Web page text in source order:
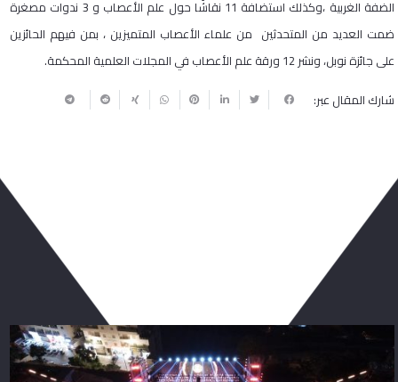
الضفة الغربية ،وكذلك استضافة 11 نقاشًا حول علم الأعصاب و 3 ندوات مصغرة
ضمت العديد من المتحدثين من علماء الأعصاب المتميزين ، بمن فيهم الحائزين
على جائزة نوبل، ونشر 12 ورقة علم الأعصاب في المجلات العلمية المحكمة.
شارك المقال عبر: